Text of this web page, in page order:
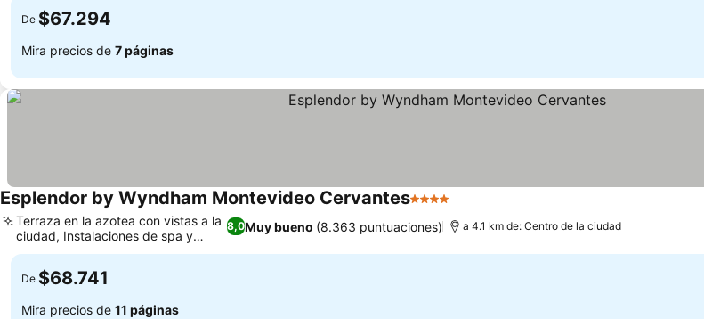
De $67.294
Mira precios de 7 páginas
Esplendor by Wyndham Montevideo Cervantes4 Estrellas
8,0Muy bueno (8.363 puntuaciones)
Terraza en la azotea con vistas a la
ciudad, Instalaciones de spa y
bienestar
a 4.1 km de: Centro de la ciudad
De $68.741
Mira precios de 11 páginas